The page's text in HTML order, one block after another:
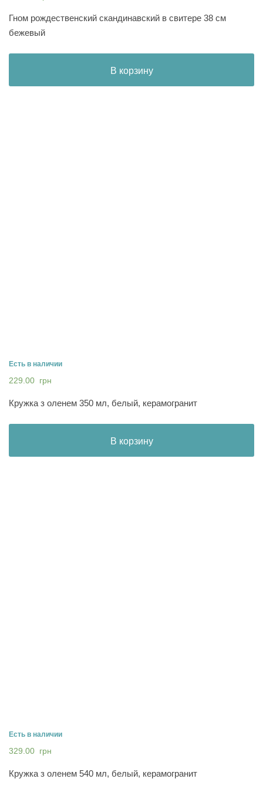
Гном рождественский скандинавский в свитере 38 см
бежевый
В корзину
Есть в наличии
229.00 грн
Кружка з оленем 350 мл, белый, керамогранит
В корзину
Есть в наличии
329.00 грн
Кружка з оленем 540 мл, белый, керамогранит